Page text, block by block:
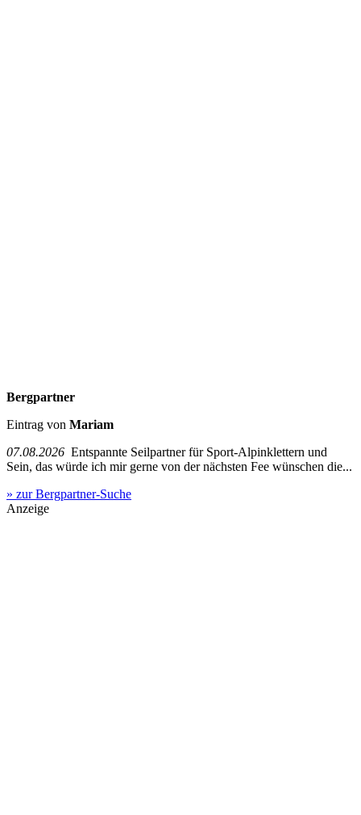
Bergpartner
Eintrag von Mariam
07.08.2026 Entspannte Seilpartner für Sport-Alpinklettern und
Sein, das würde ich mir gerne von der nächsten Fee wünschen die...
» zur Bergpartner-Suche
Anzeige